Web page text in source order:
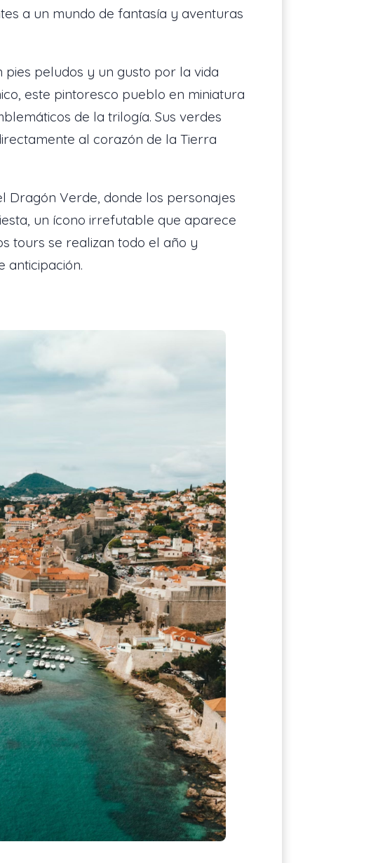
a un mundo de fantasía y aventuras
peludos y un gusto por la vida
este pintoresco pueblo en miniatura
de la trilogía. Sus verdes
al corazón de la Tierra
Dragón Verde, donde los personajes
un ícono irrefutable que aparece
tours se realizan todo el año y
anticipación.